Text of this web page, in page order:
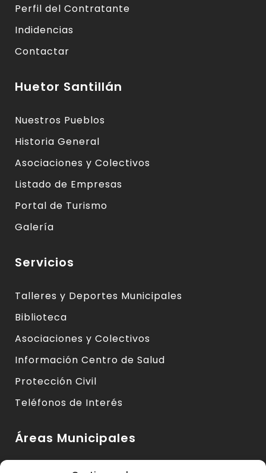
Perfil del Contratante
Indidencias
Contactar
Huetor Santillán
Nuestros Pueblos
Historia General
Asociaciones y Colectivos
Listado de Empresas
Portal de Turismo
Galería
Servicios
Talleres y Deportes Municipales
Biblioteca
Asociaciones y Colectivos
Información Centro de Salud
Protección Civil
Teléfonos de Interés
Áreas Municipales